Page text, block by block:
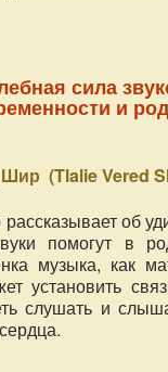
сила
и
(Tlalie Vered
об
помогут в
музыка, как
установить
слушать и